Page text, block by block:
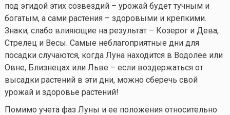
под эгидой этих созвездий – урожай будет тучным и
богатым, а сами растения – здоровыми и крепкими.
Знаки, слабо влияющие на результат – Козерог и Дева,
Стрелец и Весы. Самые неблагоприятные дни для
посадки случаются, когда Луна находится в Водолее или
Овне, Близнецах или Льве – если воздержаться от
высадки растений в эти дни, можно сберечь свой
урожай и здоровье растений!
Помимо учета фаз Луны и ее положения относительно